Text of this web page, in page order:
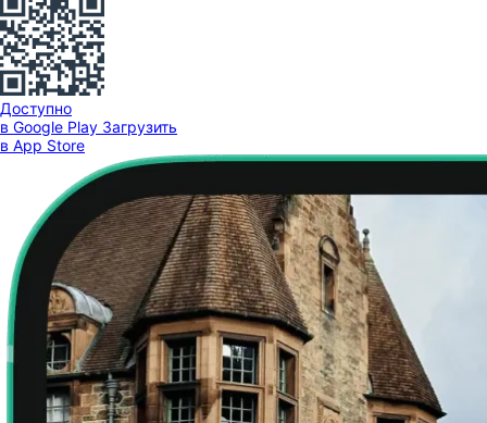
Доступно
в Google Play Загрузить
в App Store